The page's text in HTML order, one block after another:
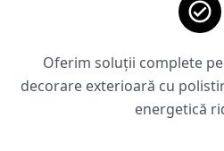
Oferim soluții complete
decorare exterioară cu
energetică